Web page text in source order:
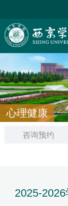
心理健康
咨询预约
2025-